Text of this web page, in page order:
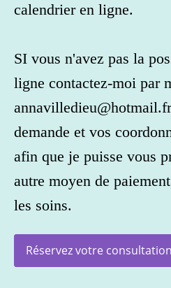
calendrier en ligne.
SI vous n'avez pas la
ligne contactez-moi par
demande et vos
afin que je puisse vous
autre moyen de
les soins.
Réservez votre consultation